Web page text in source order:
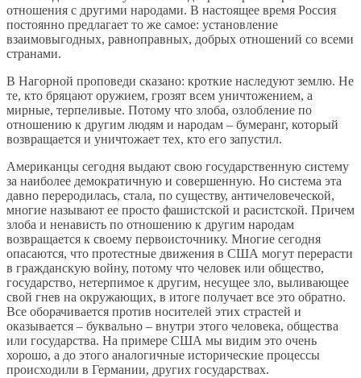
отношения с другими народами. В настоящее время Россия
постоянно предлагает то же самое: установление
взаимовыгодных, равноправных, добрых отношений со всеми
странами.
В Нагорной проповеди сказано: кроткие наследуют землю. Не
те, кто бряцают оружием, грозят всем уничтожением, а
мирные, терпеливые. Потому что злоба, озлобление по
отношению к другим людям и народам – бумеранг, который
возвращается и уничтожает тех, кто его запустил.
Американцы сегодня выдают свою государственную систему
за наиболее демократичную и совершенную. Но система эта
давно переродилась, стала, по существу, античеловеческой,
многие называют ее просто фашистской и расистской. Причем
злоба и ненависть по отношению к другим народам
возвращается к своему первоисточнику. Многие сегодня
опасаются, что протестные движения в США могут перерасти
в гражданскую войну, потому что человек или общество,
государство, нетерпимое к другим, несущее зло, выливающее
свой гнев на окружающих, в итоге получает все это обратно.
Все оборачивается против носителей этих страстей и
оказывается – буквально – внутри этого человека, общества
или государства. На примере США мы видим это очень
хорошо, а до этого аналогичные исторические процессы
происходили в Германии, других государствах.